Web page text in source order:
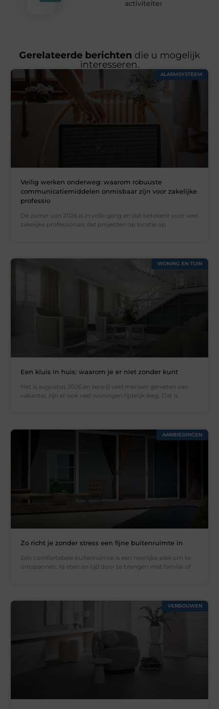
activiteiten
Gerelateerde berichten die u mogelijk
interesseren.
ALARMSYSTEEM
Veilig werken onderweg: waarom robuuste
communicatiemiddelen onmisbaar zijn voor zakelijke
professio
De zomer van 2026 is in volle gang en dat betekent voor veel
zakelijke professionals dat projecten op locatie op
WONING EN TUIN
Een kluis in huis: waarom je er niet zonder kunt
Het is augustus 2026 en terwijl veel mensen genieten van
vakantie, zijn er ook veel woningen tijdelijk leeg. Dat is
AANBIEDINGEN
Zo richt je zonder stress een fijne buitenruimte in
Een comfortabele buitenruimte is een heerlijke plek om te
ontspannen, te eten en tijd door te brengen met familie of
VERBOUWEN